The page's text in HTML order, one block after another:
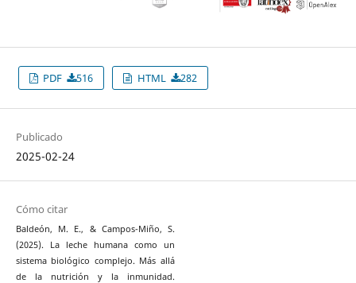
PDF 516 HTML 282
Publicado
2025-02-24
Cómo citar
Baldeón, M. E., & Campos-Miño, S.
(2025). La leche humana como un
sistema biológico complejo. Más allá
de la nutrición y la inmunidad.